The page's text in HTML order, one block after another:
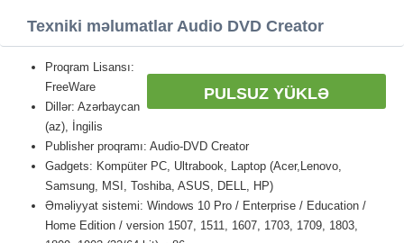
Texniki məlumatlar Audio DVD Creator
PULSUZ YÜKLƏ
Proqram Lisansı:
FreeWare
Dillər: Azərbaycan
(az), İngilis
Publisher proqramı: Audio-DVD Creator
Gadgets: Kompüter PC, Ultrabook, Laptop (Acer,Lenovo,
Samsung, MSI, Toshiba, ASUS, DELL, HP)
Əməliyyat sistemi: Windows 10 Pro / Enterprise / Education /
Home Edition / version 1507, 1511, 1607, 1703, 1709, 1803,